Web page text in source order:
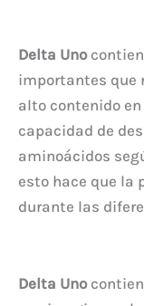
Delta Uno
importantes que
alto contenido en
capacidad de
aminoácidos
esto hace que la
durante las
Delta Uno